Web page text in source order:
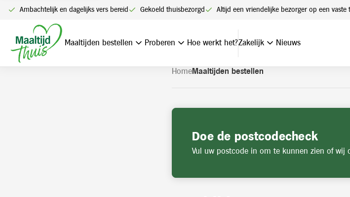
Ambachtelijk en dagelijks vers bereid Gekoeld thuisbezorgd Altijd een vriendelijke bezorger op een vaste
Maaltijden bestellen Proberen Hoe werkt het?Zakelijk Nieuws
U kunt alleen bestellen met een account. Heeft u nog geen
Navigatie
overslaan
Home Maaltijden bestellen
Doe de postcodecheck
Vul uw postcode in om te kunnen zien of wij